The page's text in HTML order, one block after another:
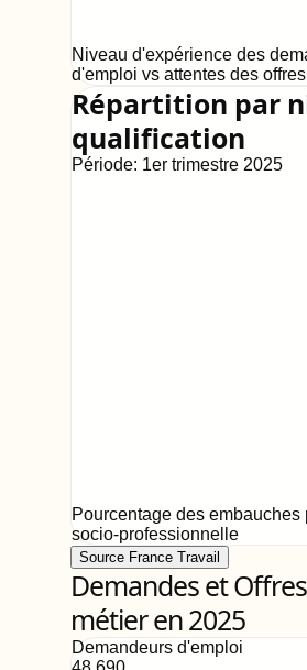
Niveau d'expérience des
d'emploi vs attentes des offres
Répartition par
qualification
Période: 1er trimestre 2025
Pourcentage des embauches
socio-professionnelle
Source France Travail
Demandes et
métier en 2025
Demandeurs d'emploi